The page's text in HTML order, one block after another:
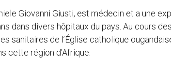
Giovanni Giusti, est médecin et a une
dans divers hôpitaux du pays. Au cours
sanitaires de l’Église catholique
cette région d’Afrique.